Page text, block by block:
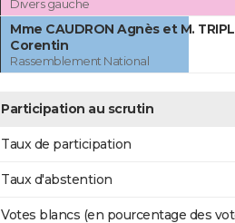
Divers gauche
Mme CAUDRON Agnès et M.
Corentin
Rassemblement National
Participation au scrutin
Taux de participation
Taux d'abstention
Votes blancs (en pourcentage des